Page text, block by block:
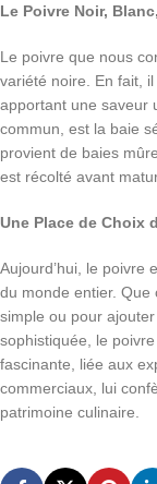
Le Poivre Noir,
Le poivre que nous
variété noire. En fait,
apportant une saveur
commun, est la baie
provient de baies
est récolté avant
Une Place de Choix
Aujourd’hui, le poivre
du monde entier. Que
simple ou pour
sophistiquée, le
fascinante, liée aux
commerciaux, lui
patrimoine culinaire.